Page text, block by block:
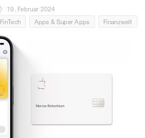
19. Februar 2024
FinTech
Apps & Super Apps Finanzwelt